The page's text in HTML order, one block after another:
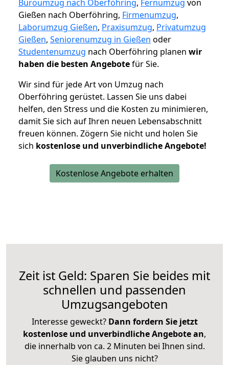
Büroumzug nach Oberföhring, Fernumzug von
Gießen nach Oberföhring, Firmenumzug,
Laborumzug Gießen, Praxisumzug, Privatumzug
Gießen, Seniorenumzug in Gießen oder
Studentenumzug nach Oberföhring planen wir
haben die besten Angebotefür Sie.
Wir sind für jede Art von Umzug nach
Oberföhring gerüstet. Lassen Sie uns dabei
helfen, den Stress und die Kosten zu minimieren,
damit Sie sich auf Ihren neuen Lebensabschnitt
freuen können. Zögern Sie nicht und holen Sie
sich kostenlose und unverbindliche Angebote!
Kostenlose Angebote erhalten
Zeit ist Geld: Sparen Sie beides mit
schnellen und passenden
Umzugsangeboten
Interesse geweckt? Dann fordern Sie jetzt
kostenlose und unverbindliche Angebote an,
die innerhalb von ca. 2 Minuten bei Ihnen sind.
Sie glauben uns nicht?